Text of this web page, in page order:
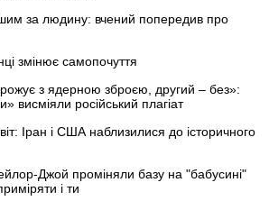
за людину: вчений попередив про
змінює самопочуття
з ядерною зброєю, другий – без»:
висміяли російський плагіат
Іран і США наблизилися до історичного
Джой проміняли базу на "бабусині"
і ти